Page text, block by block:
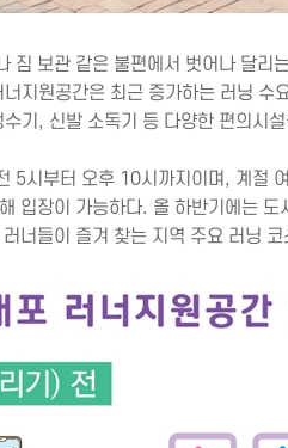
짐 보관 같은 불편에서 벗어나 달리
지원공간은 최근 증가하는 러닝 수
기, 신발 소독기 등 다양한 편의시
5시부터 오후 10시까지이며, 계절
입장이 가능하다. 올 하반기에는
너들이 즐겨 찾는 지역 주요 러닝